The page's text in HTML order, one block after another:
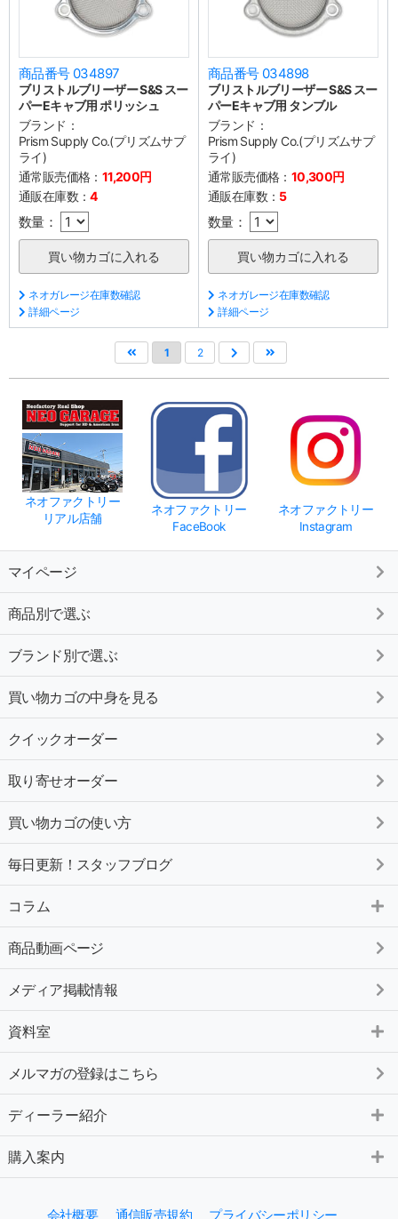
商品番号 034897
ブリストルブリーザー S&S スー
パーEキャブ用 ポリッシュ
ブランド：
Prism Supply Co.(プリズムサプ
ライ)
通常販売価格： 11,200円
通販在庫数：4
数量：
ネオガレージ在庫数確認
詳細ページ
商品番号 034898
ブリストルブリーザー S&S スー
パーEキャブ用 タンブル
ブランド：
Prism Supply Co.(プリズムサプ
ライ)
通常販売価格： 10,300円
通販在庫数： 5
数量：
ネオガレージ在庫数確認
詳細ページ
1 2
ネオファクトリー
リアル店舗
ネオファクトリー
FaceBook
ネオファクトリー
Instagram
マイページ
商品別で選ぶ
ブランド別で選ぶ
買い物カゴの中身を見る
クイックオーダー
取り寄せオーダー
買い物カゴの使い方
毎日更新！スタッフブログ
コラム
商品動画ページ
メディア掲載情報
資料室
メルマガの登録はこちら
ディーラー紹介
購入案内
会社概要 通信販売規約 プライバシーポリシー